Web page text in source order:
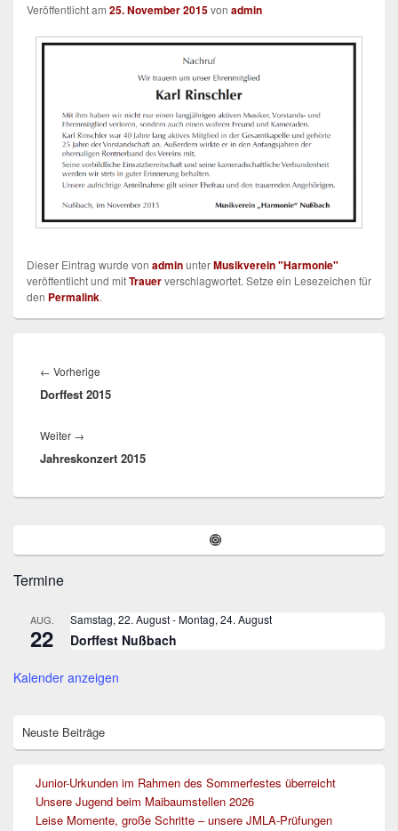
Veröffentlicht am 25. November 2015von admin
Dieser Eintrag wurde von adminunterMusikverein "Harmonie"
veröffentlicht und mitTrauerverschlagwortet. Setze ein Lesezeichen für
den Permalink.
← Vorherige
Beitrag:
Dorffest 2015
Weiter →
Beitrag:
Jahreskonzert 2015
Instagram
Termine
AUG.
22
Samstag, 22. August-Montag, 24. August
Dorffest Nußbach
Kalender anzeigen
Neuste Beiträge
Junior-Urkunden im Rahmen des Sommerfestes überreicht
Unsere Jugend beim Maibaumstellen 2026
Leise Momente, große Schritte – unsere JMLA-Prüfungen